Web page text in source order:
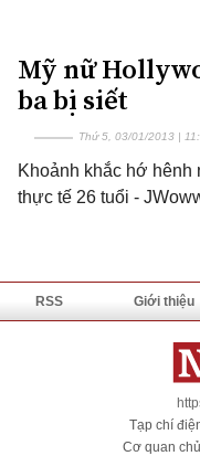
Mỹ nữ
ba bị siết
Thứ 5, 03/01/2013 |
Khoảnh khắc hớ hênh
thực tế 26 tuổi -
RSS Giới thiệu
Tạp chí
Cơ quan